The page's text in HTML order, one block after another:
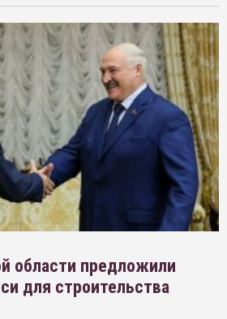
области предложили
для строительства